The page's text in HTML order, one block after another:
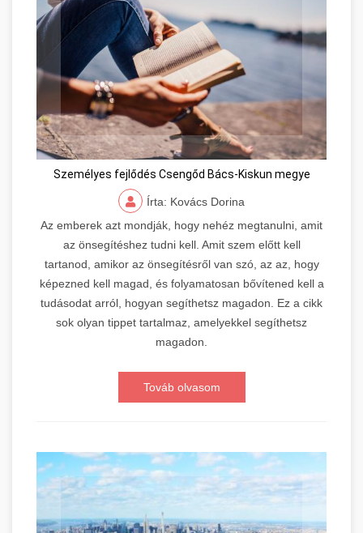
Személyes fejlődés Csengőd Bács-Kiskun megye
Írta: Kovács Dorina
Az emberek azt mondják, hogy nehéz megtanulni, amit
az önsegítéshez tudni kell. Amit szem előtt kell
tartanod, amikor az önsegítésről van szó, az az, hogy
képezned kell magad, és folyamatosan bővítened kell a
tudásodat arról, hogyan segíthetsz magadon. Ez a cikk
sok olyan tippet tartalmaz, amelyekkel segíthetsz
magadon.
Továb olvasom